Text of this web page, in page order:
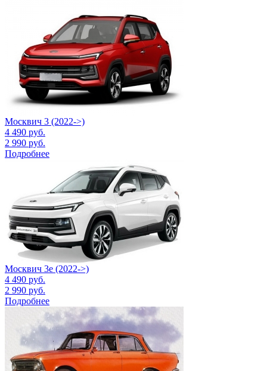
Москвич 3 (2022->)
4 490 руб.
2 990 руб.
Подробнее
Москвич 3е (2022->)
4 490 руб.
2 990 руб.
Подробнее